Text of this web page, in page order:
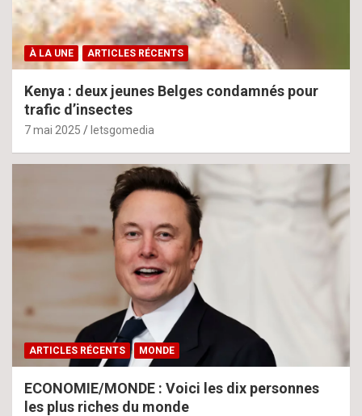
À LA UNE ARTICLES RÉCENTS
Kenya : deux jeunes Belges condamnés pour
trafic d’insectes
7 mai 2025 letsgomedia
ARTICLES RÉCENTS MONDE
ECONOMIE/MONDE : Voici les dix personnes
les plus riches du monde